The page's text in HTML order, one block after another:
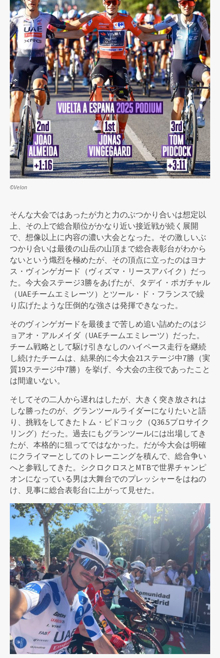
©Velon
そんな大会ではあったが力と力のぶつかり合いは想定以
上、その上で総合順位がかなり近い接近戦が続く展開
で、想像以上に内容の濃い大会となった。その激しいぶ
つかり合いは最後の山岳の山頂まで総合表彰台がわから
ないという熾烈を極めたが、その頂点に立ったのはヨナ
ス・ヴィンゲガード（ヴィズマ・リースアバイク）だっ
た。今大会ステージ3勝をあげたが、タデイ・ポガチャル
（UAEチームエミレーツ）とツール・ド・フランスで繰
り広げたような圧倒的な強さは発揮できなった。
そのヴィンゲガードを最後まで苦しめ追い詰めたのはジ
ョアオ・アルメイダ（UAEチームエミレーツ）だった。
チーム戦略として駆け引きなしのハイペース走行を継続
し続けたチームは、結果的に今大会21ステージ中7勝（実
質19ステージ中7勝）を挙げ、今大会の主役であったこと
は間違いない。
そしてその二人から遅れはしたが、大きく突き放されは
しな勝ったのが、グランツールライダーになりたいと語
り、挑戦をしてきたトム・ピドコック（Q36.5プロサイク
リング）だった。過去にもグランツールには出場してき
たが、本格的に狙ってではなかった。だが今大会は明確
にクライマーとしてのトレーニングを積んで、総合争い
へと参戦してきた。シクロクロスとMTBで世界チャンピ
オンになっている男は大舞台でのプレッシャーをはねの
け、見事に総合表彰台に上がって見せた。